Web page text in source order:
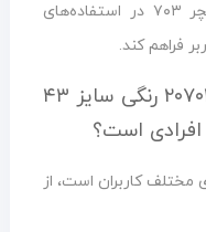
ترکیب این ویژگی‌ها باعث شده ویلچر ۷۰۳ در استفاده‌های
فراهم کند.
ویلچر تاشو ایران بهکار مدل ۲۰۷۰۳ رنگی سایز ۴۳
است؟
مختلف کاربران است، از